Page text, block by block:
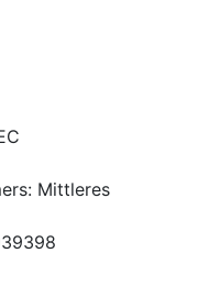
: Mittleres